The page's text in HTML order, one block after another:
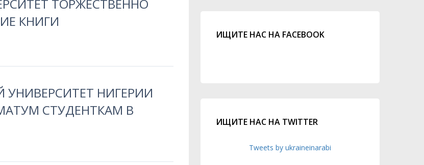
ТОРЖЕСТВЕННО
КНИГИ
УНИВЕРСИТЕТ НИГЕРИИ
СТУДЕНТКАМ В
ИЩИТЕ НАС НА FACEBOOK
ИЩИТЕ НАС НА TWITTER
Tweets by ukraineinarabi